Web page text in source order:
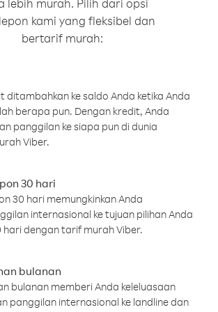
lebih murah. Pilih dari opsi
kami yang fleksibel dan
bertarif murah:
ditambahkan ke saldo Anda ketika Anda
berapa pun. Dengan kredit, Anda
panggilan ke siapa pun di dunia
Viber.
30 hari
30 hari memungkinkan Anda
internasional ke tujuan pilihan Anda
hari dengan tarif murah Viber.
bulanan
bulanan memberi Anda keleluasaan
panggilan internasional ke landline dan